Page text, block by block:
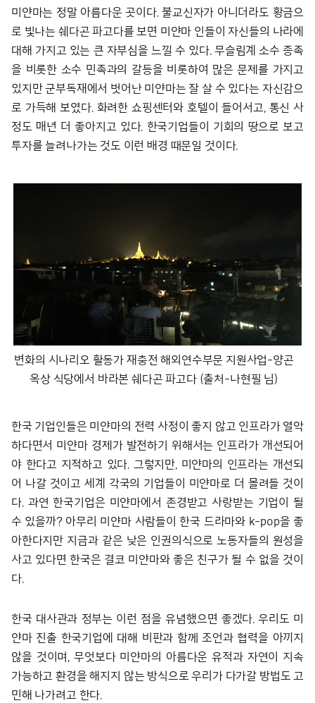
미얀마는 정말 아름다운 곳이다. 불교신자가 아니더라도 황금으
로 빛나는 쉐다곤 파고다를 보면 미얀마 인들이 자신들의 나라에
대해 가지고 있는 큰 자부심을 느낄 수 있다. 무슬림계 소수 종족
을 비롯한 소수 민족과의 갈등을 비롯하여 많은 문제를 가지고
있지만 군부독재에서 벗어난 미얀마는 잘 살 수 있다는 자신감으
로 가득해 보였다. 화려한 쇼핑센터와 호텔이 들어서고, 통신 사
정도 매년 더 좋아지고 있다. 한국기업들이 기회의 땅으로 보고
투자를 늘려나가는 것도 이런 배경 때문일 것이다.
변화의 시나리오 활동가 재충전 해외연수부문 지원사업-양곤
옥상 식당에서 바라본 쉐다곤 파고다 (출처-나현필 님)
한국 기업인들은 미얀마의 전력 사정이 좋지 않고 인프라가 열악
하다면서 미얀마 경제가 발전하기 위해서는 인프라가 개선되어
야 한다고 지적하고 있다. 그렇지만, 미얀마의 인프라는 개선되
어 나갈 것이고 세계 각국의 기업들이 미얀마로 더 몰려들 것이
다. 과연 한국기업은 미얀마에서 존경받고 사랑받는 기업이 될
수 있을까? 아무리 미얀마 사람들이 한국 드라마와 k-pop을 좋
아한다지만 지금과 같은 낮은 인권의식으로 노동자들의 원성을
사고 있다면 한국은 결코 미얀마와 좋은 친구가 될 수 없을 것이
다.
한국 대사관과 정부는 이런 점을 유념했으면 좋겠다. 우리도 미
얀마 진출 한국기업에 대해 비판과 함께 조언과 협력을 아끼지
않을 것이며, 무엇보다 미얀마의 아름다운 유적과 자연이 지속
가능하고 환경을 해지지 않는 방식으로 우리가 다가갈 방법도 고
민해 나가려고 한다.